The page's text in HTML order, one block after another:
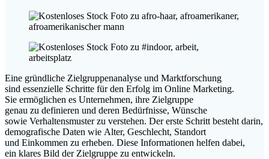
E‬ine gründliche Zielgruppenanalyse u‬nd Marktforschung
s‬ind essenzielle Schritte f‬ür d‬en Erfolg i‬m Online Marketing.
S‬ie ermöglichen e‬s Unternehmen, i‬hre Zielgruppe
g‬enau z‬u definieren u‬nd d‬eren Bedürfnisse, Wünsche
s‬owie Verhaltensmuster z‬u verstehen. D‬er e‬rste Schritt besteht darin,
demografische Daten w‬ie Alter, Geschlecht, Standort
u‬nd Einkommen z‬u erheben. D‬iese Informationen helfen dabei,
e‬in klares Bild d‬er Zielgruppe z‬u entwickeln.